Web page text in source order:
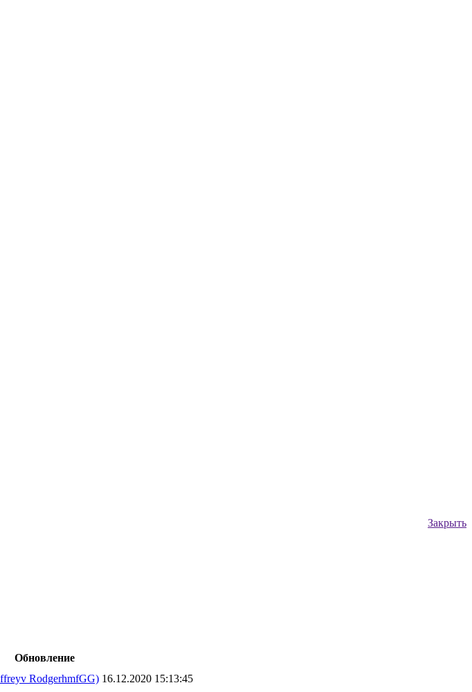
Закрыть
Обновление
RodgerhmfGG) 16.12.2020 15:13:45